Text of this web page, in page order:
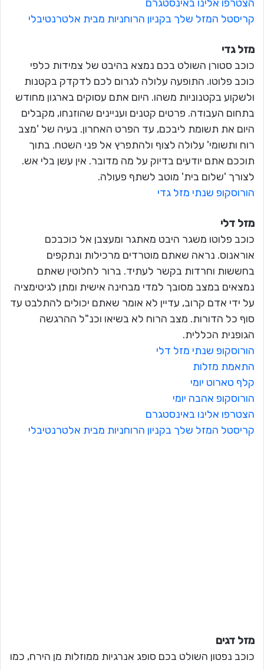
הצטרפו אלינו באינסטגרם
קריסטל המזל שלך בקניון הרוחניות מבית אלטרנטיבלי
מזל גדי
כוכב סטורן השולט בכם נמצא בהיבט של צמידות כלפי
כוכב פלוטו. התופעה עלולה לגרום לכם לדקדק בקטנות
ולשקוע בקטנוניות משהו. היום אתם עסוקים בארגון מחודש
בתחום העבודה. פרטים קטנים ועניינים שהוזנחו, מקבלים
היום את תשומת ליבכם, עד הפרט האחרון. בעיה של 'מצב
רוח ותשומי' עלולה לצוף ולהתפרץ אל פני השטח. בתוך
תוככם אתם יודעים בדיוק על מה מדובר. אין עשן בלי אש.
לצורך 'שלום בית' מוטב לשתף פעולה.
הורוסקופ שנתי מזל גדי
מזל דלי
כוכב פלוטו משגר היבט מאתגר ומעצבן אל כוכבכם
אוראנוס. נראה שאתם מוטרדים מרכילות ונתקפים
בחששות וחרדות בקשר לעתיד. ברור לחלוטין שאתם
נמצאים במצב מסובך למדי מבחינה אישית ומתן לגיטימציה
על ידי אדם קרוב, עדיין לא אומר שאתם יכולים להתלבט עד
סוף כל הדורות. מצב הרוח לא בשיאו וכנ"ל ההרגשה
הגופנית הכללית.
הורוסקופ שנתי מזל דלי
התאמת מזלות
קלף טארוט יומי
הורוסקופ אהבה יומי
הצטרפו אלינו באינסטגרם
קריסטל המזל שלך בקניון הרוחניות מבית אלטרנטיבלי
מזל דגים
כוכב נפטון השולט בכם סופג אנרגיות ממוזלות מן הירח, כמו